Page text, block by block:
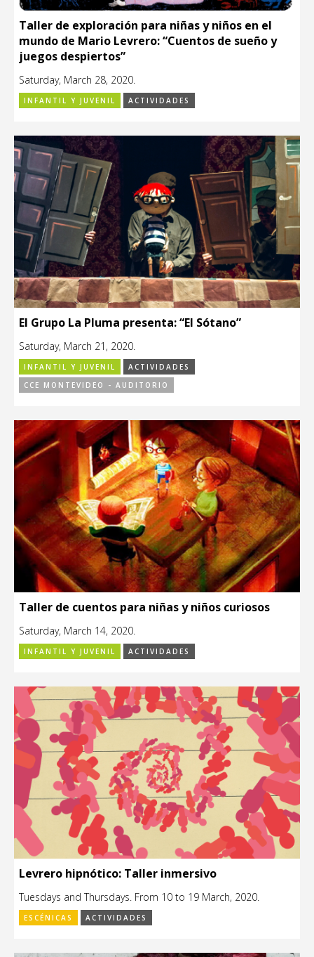
Taller de exploración para niñas y niños en el
mundo de Mario Levrero: “Cuentos de sueño y
juegos despiertos”
Saturday, March 28, 2020.
INFANTIL Y JUVENIL ACTIVIDADES
El Grupo La Pluma presenta: “El Sótano”
Saturday, March 21, 2020.
INFANTIL Y JUVENIL
ACTIVIDADES
CCE MONTEVIDEO - AUDITORIO
Taller de cuentos para niñas y niños curiosos
Saturday, March 14, 2020.
INFANTIL Y JUVENIL ACTIVIDADES
Levrero hipnótico: Taller inmersivo
Tuesdays and Thursdays. From 10 to 19 March, 2020.
ESCÉNICAS ACTIVIDADES